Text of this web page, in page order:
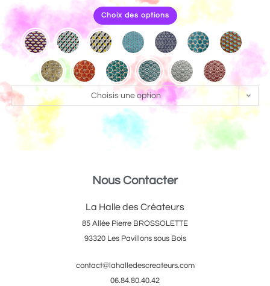
Choix des options
Choisis une option
Nous Contacter
La Halle des Créateurs
85 Allée Pierre BROSSOLETTE
93320 Les Pavillons sous Bois
contact@lahalledescreateurs.com
06.84.80.40.42